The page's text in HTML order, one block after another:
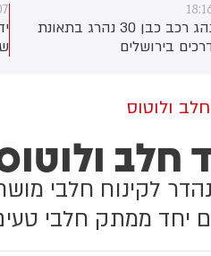
נהג רכב כבן 30 נהרג בתאונת
בירושלים
ולוטוס
חלב
לקינוח חלבי
יחד ממתק חלבי